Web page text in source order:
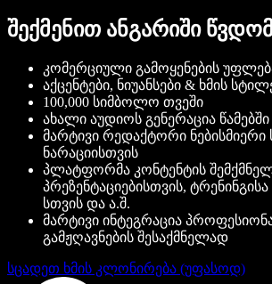
შექმენით ანგარიში
კომერციული გამოყენების
აქცენტები, ნიუანსები & ხმის
100,000 სიმბოლო თვეში
ახალი აუდიოს გენერაცია წამებში
მარტივი რედაქტორი ნებისმიერი
ნარაციისთვის
პლატფორმა კონტენტის
პრეზენტაციებისთვის, ტრენინგისა
სთვის და ა.შ.
მარტივი ინტეგრაცია
გამჟღავნების შესაქმნელად
სცადეთ ხმის კლონირება (უფასოდ)